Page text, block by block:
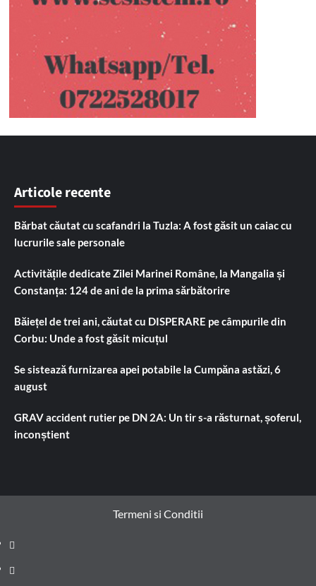
Articole recente
Bărbat căutat cu scafandri la Tuzla: A fost găsit un caiac cu
lucrurile sale personale
Activitățile dedicate Zilei Marinei Române, la Mangalia și
Constanța: 124 de ani de la prima sărbătorire
Băiețel de trei ani, căutat cu DISPERARE pe câmpurile din
Corbu: Unde a fost găsit micuțul
Se sistează furnizarea apei potabile la Cumpăna astăzi, 6
august
GRAV accident rutier pe DN 2A: Un tir s-a răsturnat, șoferul,
inconștient
Termeni si Conditii
Prima
pagină
Știri